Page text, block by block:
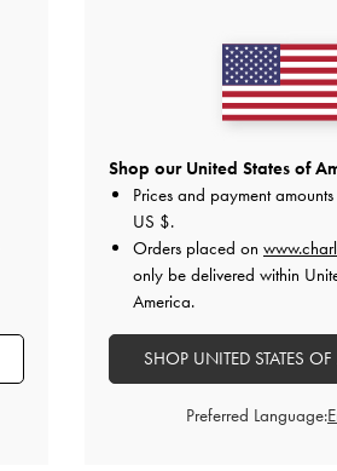
Shop our United States of
Prices and payment
US $.
Orders placed on
only be delivered within
America.
SHOP UNITED STATES
Preferred Language: